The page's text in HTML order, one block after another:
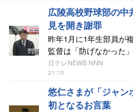
広陵高校野球部の
見を開き謝罪
昨年1月に1年生部員が
監督は「防げなかった
日テレNEWS NNN
21:10
悠仁さまが「ジャン
初となるお言葉